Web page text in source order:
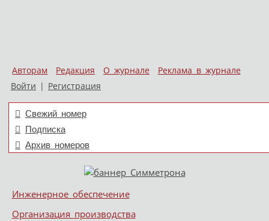
Авторам Редакция О журнале
Реклама в журнале
Войти | Регистрация
Свежий номер
Подписка
Архив номеров
Меню
Skip to content
Инженерное обеспечение
Организация производства